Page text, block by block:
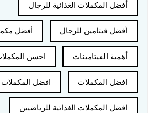
أفضل المكملات الغذائية للرجال
أفضل فيتامين للرجال أفضل
أهمية الفيتامينات احسن
افضل المكملات افضل المكملات
افضل المكملات الغذائية للرياضيين